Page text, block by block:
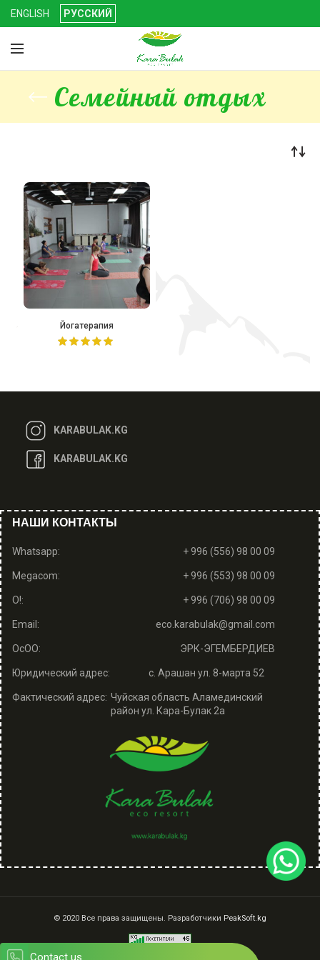
Contact us
ENGLISH РУССКИЙ
Семейный отдых
Йогатерапия
KARABULAK.KG
KARABULAK.KG
НАШИ КОНТАКТЫ
Whatsapp: + 996 (556) 98 00 09
Megacom: + 996 (553) 98 00 09
O!: + 996 (706) 98 00 09
Email: eco.karabulak@gmail.com
ОсОО: ЭРК-ЭГЕМБЕРДИЕВ
Юридический адрес: с. Арашан ул. 8-марта 52
Фактический адрес: Чуйская область Аламединский
район ул. Кара-Булак 2а
© 2020 Все права защищены. Разработчики PeakSoft.kg